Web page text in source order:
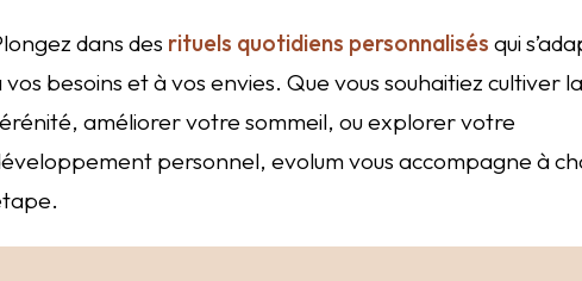
dans des rituels quotidiens personnalisés qui
vos besoins et à vos envies. Que vous souhaitiez cultiver la
améliorer votre sommeil, ou explorer votre
personnel, evolum vous accompagne à